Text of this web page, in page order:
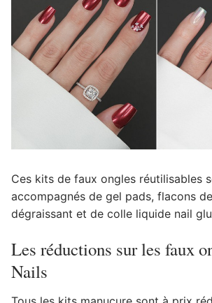
Ces kits de faux ongles réutilisables
accompagnés de gel pads, flacons
dégraissant et de colle liquide nail
Les réductions sur les faux
Nails